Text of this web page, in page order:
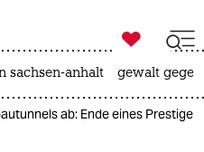
ich

taz zahl ich
sachsen-anhalt gewalt
ab: Ende eines